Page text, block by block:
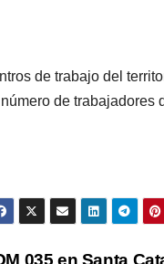
de trabajo del
de trabajadores
035 en Santa